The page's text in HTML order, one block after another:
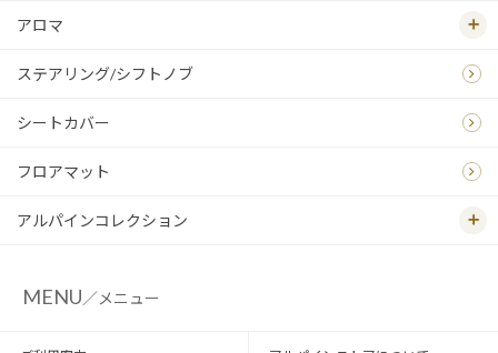
アロマ
ステアリング/シフトノブ
シートカバー
フロアマット
アルパインコレクション
MENU／メニュー